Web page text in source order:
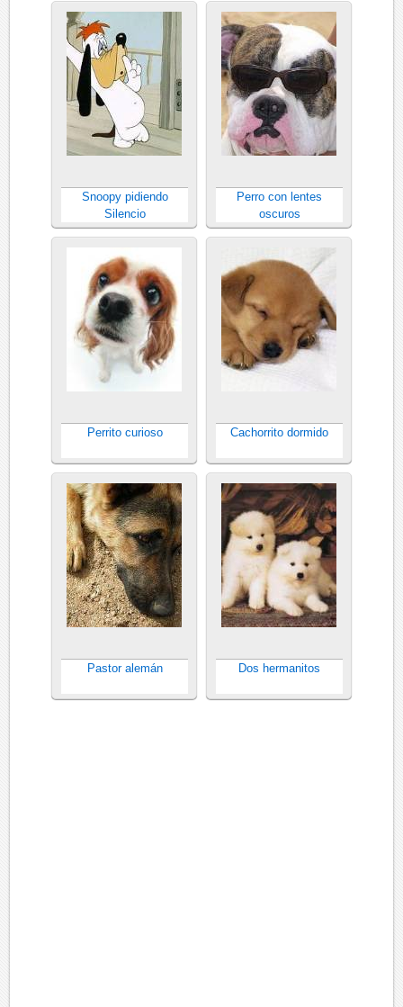
Snoopy pidiendo
Silencio
Perro con lentes
oscuros
Perrito curioso Cachorrito dormido
Pastor alemán Dos hermanitos